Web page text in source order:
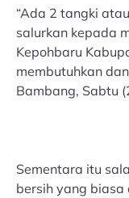
“Ada 2 tangki
salurkan kepada
Kepohbaru
membutuhkan
Bambang, Sabtu
Sementara itu
bersih yang biasa